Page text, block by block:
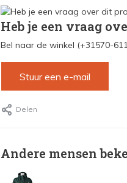
Heb je een vraag
Bel naar de winkel (+31570-
Stuur een e-mail
Delen
Andere mensen